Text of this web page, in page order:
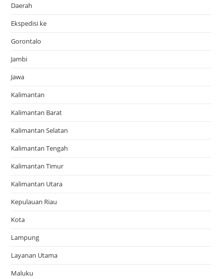
Daerah
Ekspedisi ke
Gorontalo
Jambi
Jawa
Kalimantan
Kalimantan Barat
Kalimantan Selatan
Kalimantan Tengah
Kalimantan Timur
Kalimantan Utara
Kepulauan Riau
Kota
Lampung
Layanan Utama
Maluku